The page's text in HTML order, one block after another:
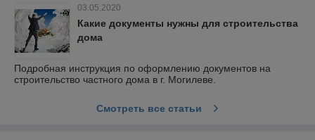
03.05.2020
Какие документы нужны для строительства
дома
Подробная инструкция по оформлению документов на
строительство частного дома в г. Могилеве.
Смотреть все статьи